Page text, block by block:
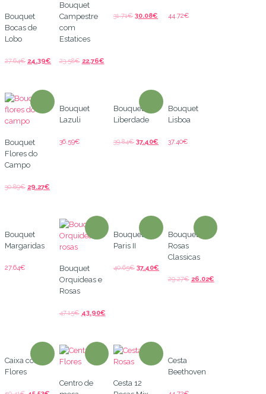
Bouquet
Bocas de
Lobo
27.64€ 24.39€
Bouquet
Campestre
com
Estatices
23.58€ 22.76€
31.71€ 30.08€ 44.72€
Bouquet
Flores do
Campo
30.89€ 29.27€
Bouquet
Lazuli
36.59€
Bouquet
Liberdade
39.84€ 37.40€
Bouquet
Lisboa
37.40€
Bouquet
Margaridas
27.64€
Bouquet
Orquideas e
Rosas
47.15€ 43.90€
Bouquet
Paris II
40.65€ 37.40€
Bouquet
Rosas
Classicas
29.27€ 26.02€
Caixa com
Flores
Centro de
Cesta 12
Cesta
Beethoven